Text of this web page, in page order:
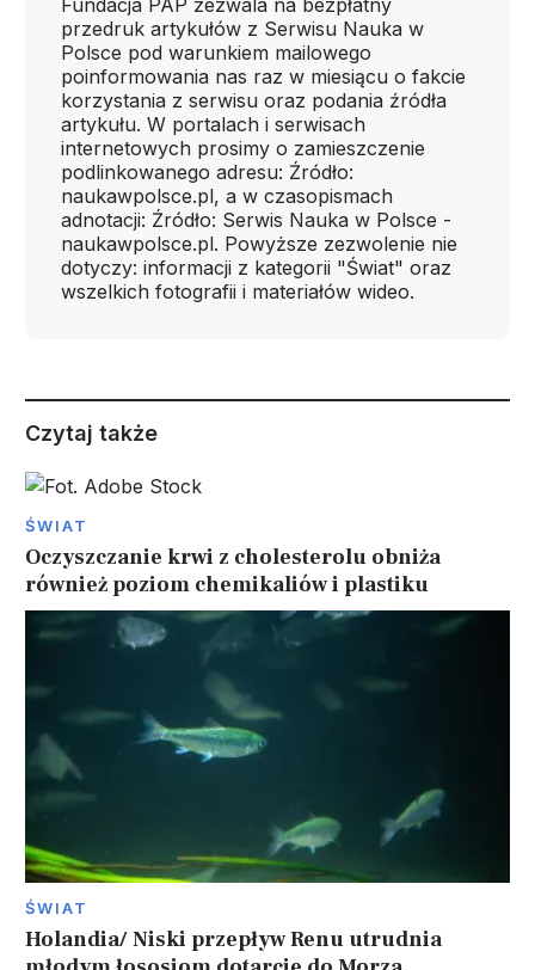
Fundacja PAP zezwala na bezpłatny
przedruk artykułów z Serwisu Nauka w
Polsce pod warunkiem mailowego
poinformowania nas raz w miesiącu o fakcie
korzystania z serwisu oraz podania źródła
artykułu. W portalach i serwisach
internetowych prosimy o zamieszczenie
podlinkowanego adresu: Źródło:
naukawpolsce.pl, a w czasopismach
adnotacji: Źródło: Serwis Nauka w Polsce -
naukawpolsce.pl. Powyższe zezwolenie nie
dotyczy: informacji z kategorii "Świat" oraz
wszelkich fotografii i materiałów wideo.
Czytaj także
ŚWIAT
Oczyszczanie krwi z cholesterolu obniża
również poziom chemikaliów i plastiku
ŚWIAT
Holandia/ Niski przepływ Renu utrudnia